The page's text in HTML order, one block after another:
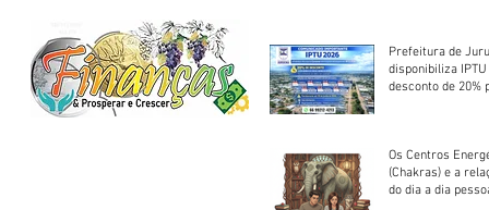
Prefeitura de
disponibiliza
desconto de 20%
Os Centros
(Chakras) e a
do dia a dia